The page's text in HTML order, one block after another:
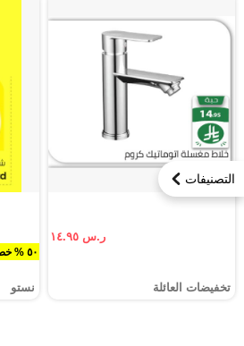
التصنيفات
ر.س ١٤.٩٥
تخفيضات العائلة
٥٠ % خصم
نستو